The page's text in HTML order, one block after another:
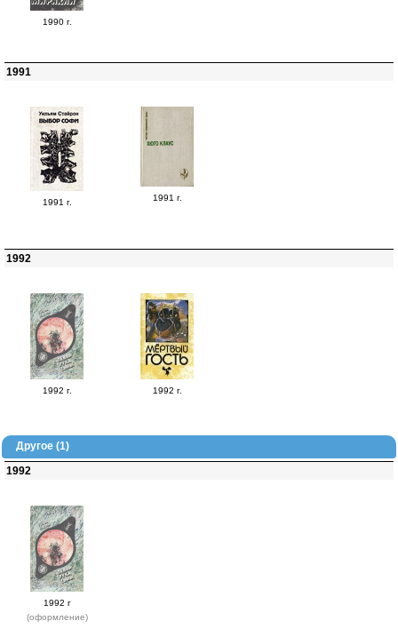
1990 г.
1991
1991 г. 1991 г.
1992
1992 г. 1992 г.
Другое (1)
1992
1992 г
(оформление)